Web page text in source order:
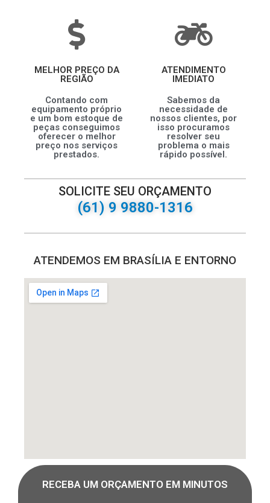
MELHOR PREÇO DA
REGIÃO
Contando com
equipamento próprio
e um bom estoque de
peças conseguimos
oferecer o melhor
preço nos serviços
prestados.
ATENDIMENTO
IMEDIATO
Sabemos da
necessidade de
nossos clientes, por
isso procuramos
resolver seu
problema o mais
rápido possível.
SOLICITE SEU ORÇAMENTO
(61) 9 9880-1316
ATENDEMOS EM BRASÍLIA E ENTORNO
RECEBA UM ORÇAMENTO EM MINUTOS